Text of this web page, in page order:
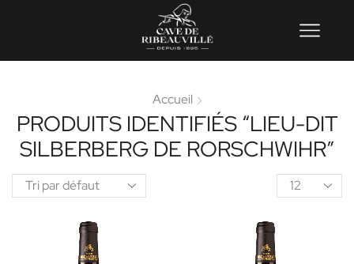
Accueil
PRODUITS IDENTIFIÉS “LIEU-DIT
SILBERBERG DE RORSCHWIHR”